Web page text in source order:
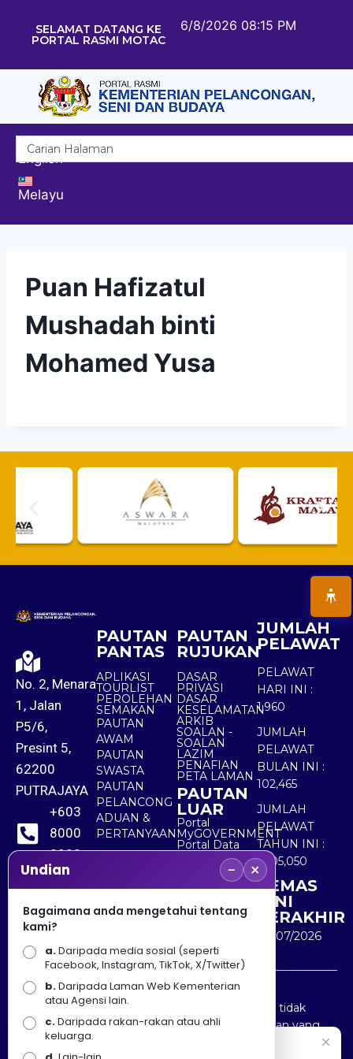
SELAMAT DATANG KE
PORTAL RASMI MOTAC
6/8/2026 08:15 PM
English
Melayu
Puan Hafizatul
Mushadah binti
Mohamed Yusa
No. 2, Menara
1, Jalan
P5/6,
Presint 5,
62200
PUTRAJAYA
+603
8000
8000
+603
8891
7100
PAUTAN
PANTAS
APLIKASI
TOURLIST
PEROLEHAN
SEMAKAN
PAUTAN
AWAM
PAUTAN
SWASTA
PAUTAN
PELANCONG
ADUAN &
PERTANYAAN
PAUTAN
RUJUKAN
DASAR
PRIVASI
DASAR
KESELAMATAN
ARKIB
SOALAN -
SOALAN
LAZIM
PENAFIAN
PETA LAMAN
PAUTAN
LUAR
Portal
MyGOVERNMENT
Portal Data
Terbuka
Sektor Awam
JUMLAH
PELAWAT
PELAWAT
HARI INI :
1,960
JUMLAH
PELAWAT
BULAN INI :
102,465
JUMLAH
PELAWAT
TAHUN INI :
5,505,050
KEMAS
KINI
TERAKHIR
30/07/2026
Penafian : Kerajaan Malaysia dan Kementerian
Pelancongan Seni dan Budaya (MOTAC) adalah tidak
bertanggungjawab atas kehilangan atau kerugian yang
disebabkan oleh penggunaan mana-mana maklumat
Undian − ×
Bagaimana anda mengetahui tentang
kami?
a.Daripada media sosial (seperti
Facebook, Instagram, TikTok, X/Twitter)
b.Daripada Laman Web Kementerian
atau Agensi lain.
c.Daripada rakan-rakan atau ahli
keluarga.